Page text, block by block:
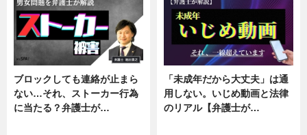
ブロックしても連絡が止まら
ない…それ、ストーカー行為
に当たる？弁護士が…
「未成年だから大丈夫」は通
用しない。いじめ動画と法律
のリアル【弁護士が…